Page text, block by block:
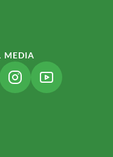
MEDIA
ÖFFNET IN NEUEM TAB)
(LINK ÖFFNET IN
(LINK ÖFFNET